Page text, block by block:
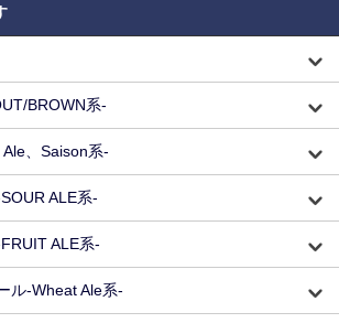
BROWN系-
、Saison系-
ALE系-
ALE系-
ル-Wheat Ale系-